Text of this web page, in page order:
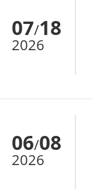
07/18
2026
06/08
2026